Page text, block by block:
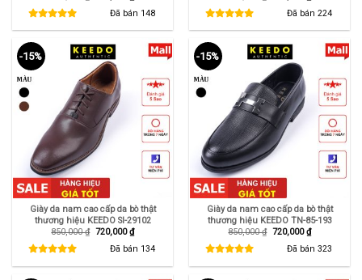
850,000 ₫.
hiện
tại
là:
720,000 ₫.
Đã bán 148
720,000 ₫.
hiện
tại
là:
540,000 ₫.
Đã bán 224
-15%
Giày da nam cao cấp da bò thật
thương hiệu KEEDO SI-29102
850,000₫ Giá
720,000₫Giá
hiện
tại
Đã bán 134
-15%
Giày da nam cao cấp da bò thật
thương hiệu KEEDO TN-85-193
850,000₫ Giá
720,000₫Giá
hiện
tại
Đã bán 323